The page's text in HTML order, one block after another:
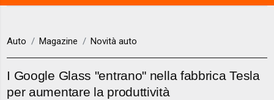
Auto Magazine Novità auto
I Google Glass "entrano" nella fabbrica Tesla
per aumentare la produttività